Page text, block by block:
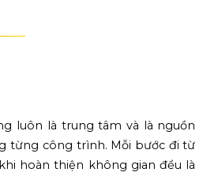
luôn là trung tâm và là nguồn
từng công trình. Mỗi bước đi từ
hoàn thiện không gian đều là